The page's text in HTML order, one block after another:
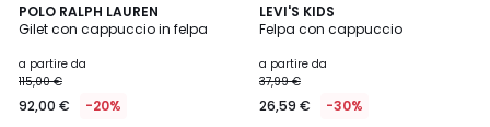
POLO RALPH LAUREN
Gilet con cappuccio in felpa
a partire da
115,00 €
92,00 € -20%
4,3
/ 5
2
Colori
LEVI'S KIDS
Felpa con cappuccio
a partire da
37,99 €
26,59 € -30%
3,9
/ 5
2
Colori